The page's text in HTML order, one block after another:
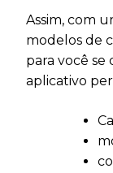
Assim, com
modelos de
para você
aplicativo